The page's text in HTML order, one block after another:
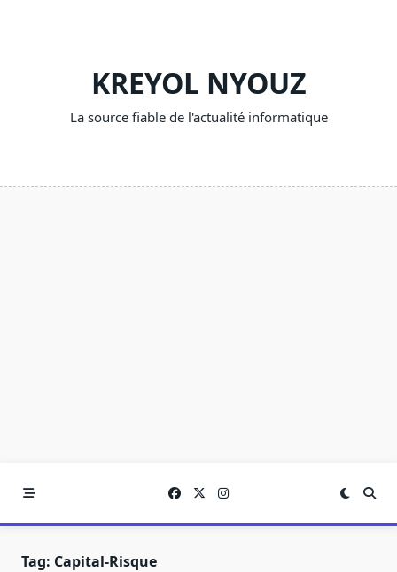
KREYOL NYOUZ
La source fiable de l'actualité informatique
Tag: Capital-Risque